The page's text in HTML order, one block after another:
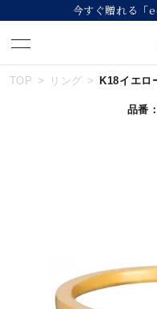
今すぐ贈れる「
ブランド
TOP リング K18イエロ
品番